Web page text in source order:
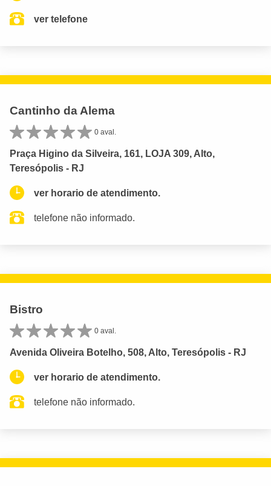
ver telefone
Cantinho da Alema
0 aval.
Praça Higino da Silveira, 161, LOJA 309, Alto,
Teresópolis - RJ
ver horario de atendimento.
telefone não informado.
Bistro
0 aval.
Avenida Oliveira Botelho, 508, Alto, Teresópolis - RJ
ver horario de atendimento.
telefone não informado.